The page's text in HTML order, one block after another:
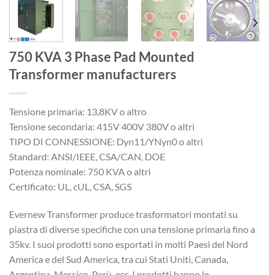
750 KVA 3 Phase Pad Mounted
Transformer manufacturers
Tensione primaria: 13,8KV o altro
Tensione secondaria: 415V 400V 380V o altri
TIPO DI CONNESSIONE: Dyn11/YNyn0 o altri
Standard: ANSI/IEEE, CSA/CAN, DOE
Potenza nominale: 750 KVA o altri
Certificato: UL, cUL, CSA, SGS
Evernew Transformer produce trasformatori montati su
piastra di diverse specifiche con una tensione primaria fino a
35kv. I suoi prodotti sono esportati in molti Paesi del Nord
America e del Sud America, tra cui Stati Uniti, Canada,